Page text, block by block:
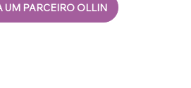
UM PARCEIRO OLLIN